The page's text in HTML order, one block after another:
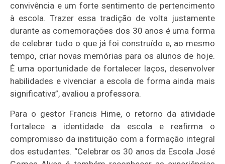
convivência e um forte sentimento de pertencimento
à escola. Trazer essa tradição de volta justamente
durante as comemorações dos 30 anos é uma forma
de celebrar tudo o que já foi construído e, ao mesmo
tempo, criar novas memórias para os alunos de hoje.
É uma oportunidade de fortalecer laços, desenvolver
habilidades e vivenciar a escola de forma ainda mais
significativa”, avaliou a professora.
Para o gestor Francis Hime, o retorno da atividade
fortalece a identidade da escola e reafirma o
compromisso da instituição com a formação integral
dos estudantes. “Celebrar os 30 anos da Escola José